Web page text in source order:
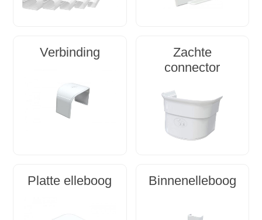
Verbinding
Zachte
connector
Platte elleboog Binnenelleboog